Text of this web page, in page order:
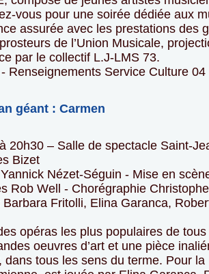
vous pour une soirée dédiée aux
assurée avec les prestations des
de l’Union Musicale,
par le collectif L.J-LMS 73.
Renseignements Service Culture
géant : Carmen
20h30 – Salle de spectacle Saint-
Bizet
Nézet-Séguin - Mise en
Rob Well - Chorégraphie
Fritolli, Elina Garanca,
opéras les plus populaires de tous
oeuvres d’art et une pièce
dans tous les sens du terme. Pour